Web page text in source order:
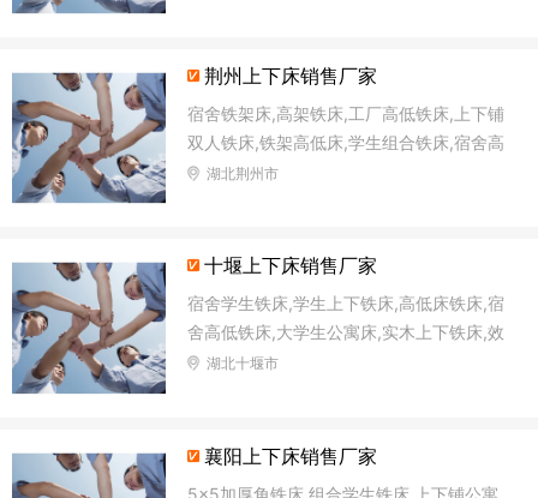
荆州上下床销售厂家
宿舍铁架床,高架铁床,工厂高低铁床,上下铺
双人铁床,铁架高低床,学生组合铁床,宿舍高
低铁床,加固高低床
湖北荆州市
十堰上下床销售厂家
宿舍学生铁床,学生上下铁床,高低床铁床,宿
舍高低铁床,大学生公寓床,实木上下铁床,效
用双层铁床,直管铁床
湖北十堰市
襄阳上下床销售厂家
5×5加厚角铁床,组合学生铁床,上下铺公寓